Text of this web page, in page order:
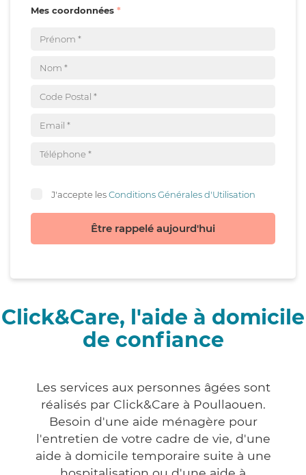
Mes coordonnées
J'accepte lesConditions Générales d'Utilisation
Être rappelé aujourd'hui
Click&Care, l'aide à domicile
de confiance
Les services aux personnes âgées sont
réalisés par Click&Care à Poullaouen.
Besoin d'une aide ménagère pour
l'entretien de votre cadre de vie, d'une
aide à domicile temporaire suite à une